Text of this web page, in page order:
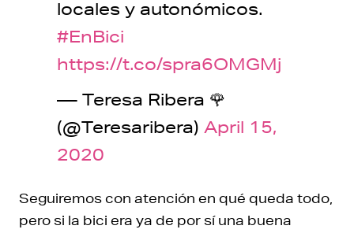
locales y autonómicos.
#EnBici
https://t.co/spra6OMGMj
— Teresa Ribera 🌹
(@Teresaribera) April 15,
2020
Seguiremos con atención en qué queda todo,
pero si la bici era ya de por sí una buena